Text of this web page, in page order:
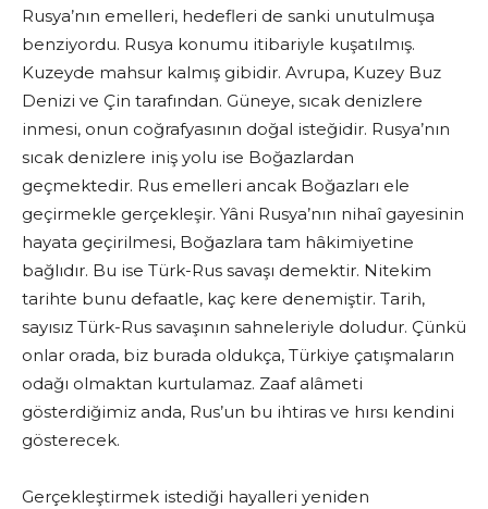
Rusya’nın emelleri, hedefleri de sanki unutulmuşa
benziyordu. Rusya konumu itibariyle kuşatılmış.
Kuzeyde mahsur kalmış gibidir. Avrupa, Kuzey Buz
Denizi ve Çin tarafından. Güneye, sıcak denizlere
inmesi, onun coğrafyasının doğal isteğidir. Rusya’nın
sıcak denizlere iniş yolu ise Boğazlardan
geçmektedir. Rus emelleri ancak Boğazları ele
geçirmekle gerçekleşir. Yâni Rusya’nın nihaî gayesinin
hayata geçirilmesi, Boğazlara tam hâkimiyetine
bağlıdır. Bu ise Türk-Rus savaşı demektir. Nitekim
tarihte bunu defaatle, kaç kere denemiştir. Tarih,
sayısız Türk-Rus savaşının sahneleriyle doludur. Çünkü
onlar orada, biz burada oldukça, Türkiye çatışmaların
odağı olmaktan kurtulamaz. Zaaf alâmeti
gösterdiğimiz anda, Rus’un bu ihtiras ve hırsı kendini
gösterecek.
Gerçekleştirmek istediği hayalleri yeniden